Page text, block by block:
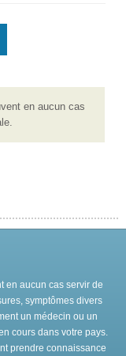
en aucun cas
en aucun cas servir de
symptômes divers
un médecin ou un
cours dans votre pays.
prendre connaissance